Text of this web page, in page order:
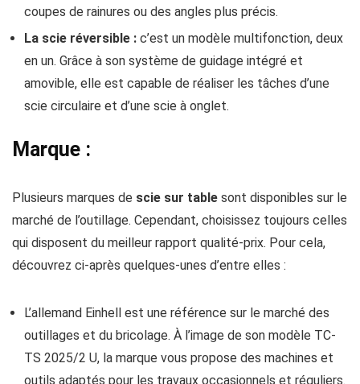
coupes de rainures ou des angles plus précis.
La scie réversible : c’est un modèle multifonction, deux
en un. Grâce à son système de guidage intégré et
amovible, elle est capable de réaliser les tâches d’une
scie circulaire et d’une scie à onglet.
Marque :
Plusieurs marques de scie sur table sont disponibles sur le
marché de l’outillage. Cependant, choisissez toujours celles
qui disposent du meilleur rapport qualité-prix. Pour cela,
découvrez ci-après quelques-unes d’entre elles :
L’allemand Einhell est une référence sur le marché des
outillages et du bricolage. À l’image de son modèle TC-
TS 2025/2 U, la marque vous propose des machines et
outils adaptés pour les travaux occasionnels et réguliers.